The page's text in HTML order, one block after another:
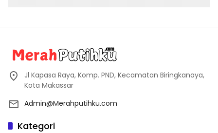
Jl Kapasa Raya, Komp. PND, Kecamatan Biringkanaya,
Kota Makassar
Admin@Merahputihku.com
Kategori